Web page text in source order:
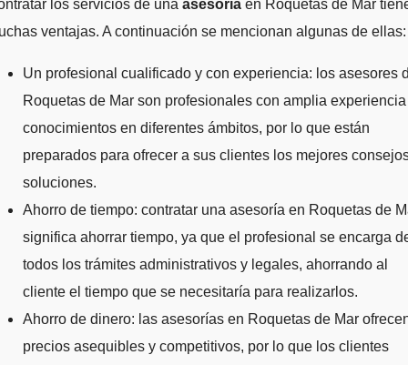
los servicios de una asesoría en Roquetas de Mar
ventajas. A continuación se mencionan algunas de ellas:
Un profesional cualificado y con experiencia: los asesores
Roquetas de Mar son profesionales con amplia
conocimientos en diferentes ámbitos, por lo que están
preparados para ofrecer a sus clientes los mejores
soluciones.
Ahorro de tiempo: contratar una asesoría en Roquetas de
significa ahorrar tiempo, ya que el profesional se encarga
todos los trámites administrativos y legales, ahorrando al
cliente el tiempo que se necesitaría para realizarlos.
Ahorro de dinero: las asesorías en Roquetas de Mar
precios asequibles y competitivos, por lo que los clientes